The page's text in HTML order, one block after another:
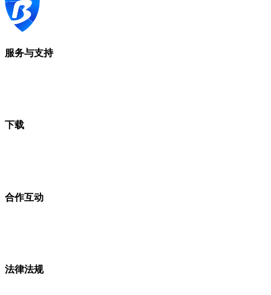
服务与支持
下载
合作互动
法律法规